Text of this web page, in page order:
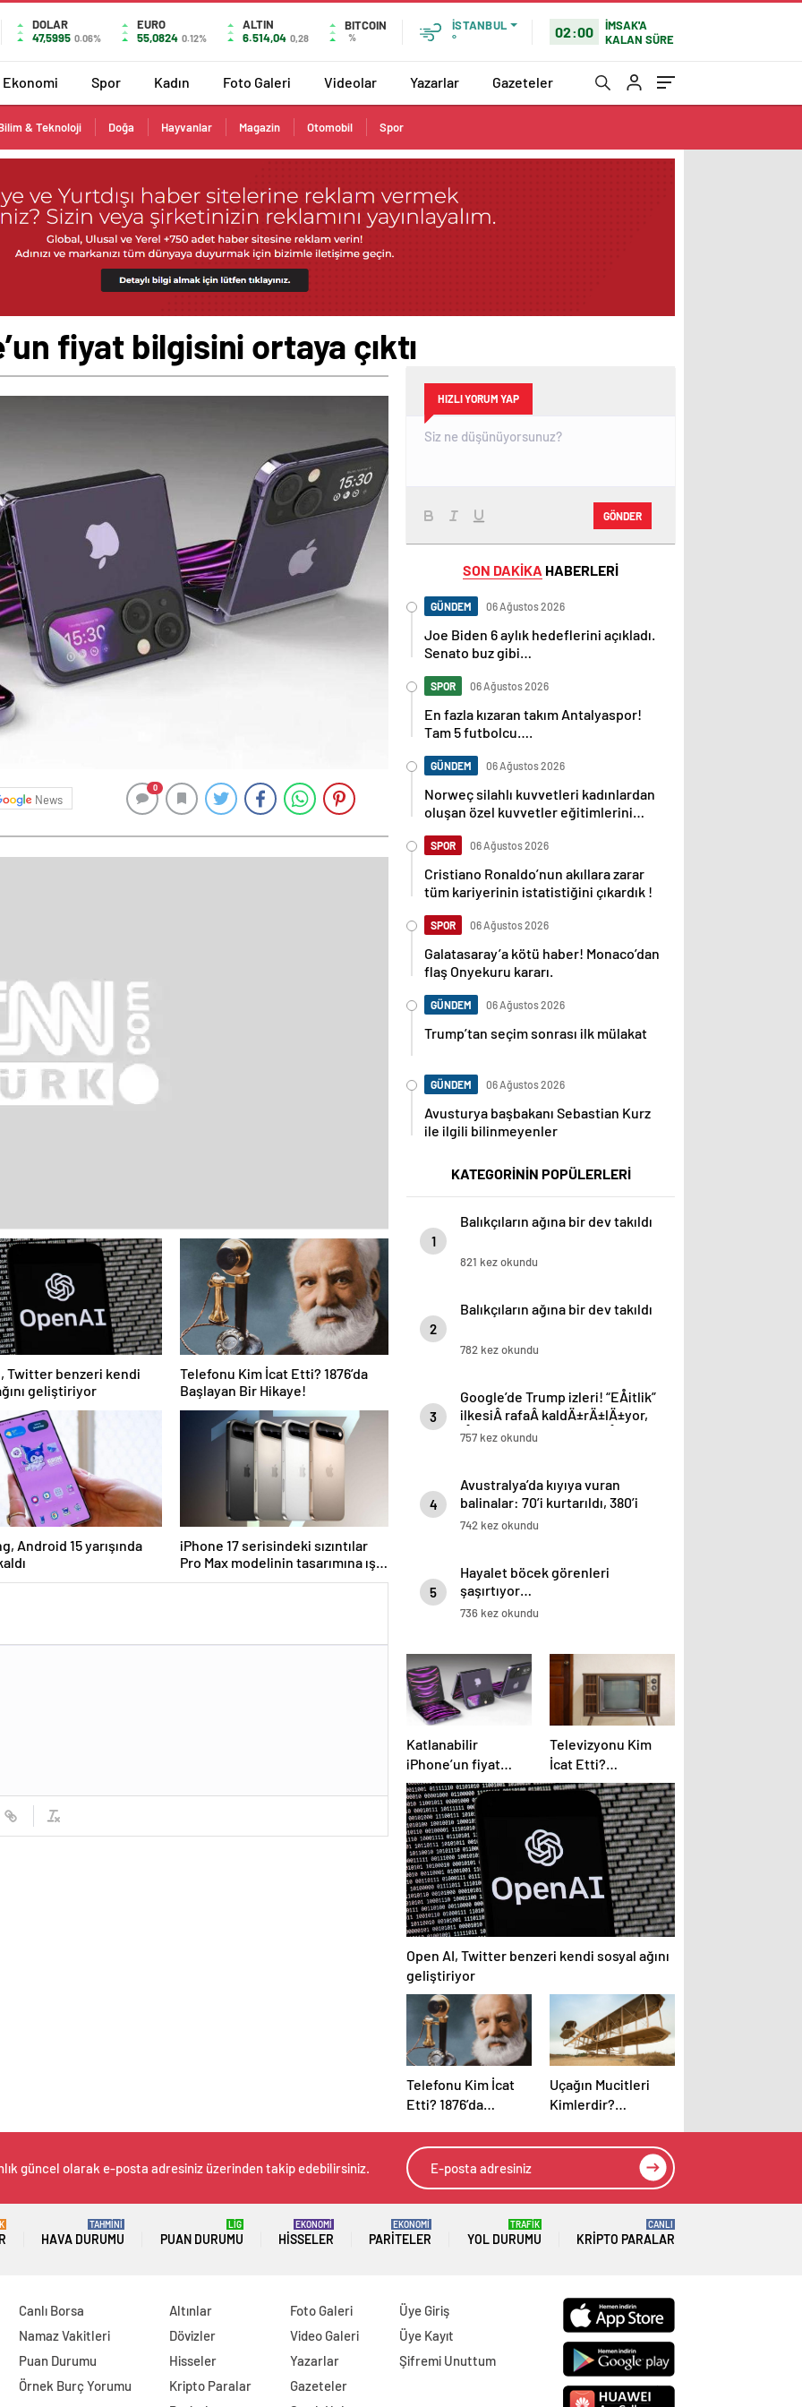
DOLAR
47,5995 0.06%
EURO
55,0824 0.12%
ALTIN
6.514,04 0,28
BITCOIN
%
İSTANBUL
°
02:00
İMSAK'A
KALAN SÜRE
Ekonomi Spor Kadın Foto Galeri Videolar Yazarlar Gazeteler
& Teknoloji Doğa Hayvanlar Magazin Otomobil Spor
fiyat bilgisini ortaya çıktı
News
0
Twitter benzeri kendi
geliştiriyor
Telefonu Kim İcat Etti? 1876’da
Başlayan Bir Hikaye!
Android 15 yarışında
iPhone 17 serisindeki sızıntılar
Pro Max modelinin tasarımına ışık
tutuyor
HIZLI YORUM YAP
GÖNDER
SON DAKİKA HABERLERİ
GÜNDEM 06 Ağustos 2026
Joe Biden 6 aylık hedeflerini açıkladı.
Senato buz gibi…
SPOR 06 Ağustos 2026
En fazla kızaran takım Antalyaspor!
Tam 5 futbolcu….
GÜNDEM 06 Ağustos 2026
Norweç silahlı kuvvetleri kadınlardan
oluşan özel kuvvetler eğitimlerini
SPOR 06 Ağustos 2026
Cristiano Ronaldo’nun akıllara zarar
tüm kariyerinin istatistiğini çıkardık !
SPOR 06 Ağustos 2026
Galatasaray’a kötü haber! Monaco’dan
flaş Onyekuru kararı.
GÜNDEM 06 Ağustos 2026
Trump’tan seçim sonrası ilk mülakat
GÜNDEM 06 Ağustos 2026
Avusturya başbakanı Sebastian Kurz
ile ilgili bilinmeyenler
KATEGORİNİN POPÜLERLERİ
1
Balıkçıların ağına bir dev takıldı
821 kez okundu
2
Balıkçıların ağına bir dev takıldı
782 kez okundu
3
Google’de Trump izleri! “EÅitlik”
ilkesiÂ rafaÂ kaldÄ±rÄ±lÄ±yor,
iÅe alÄ±m sÃ¼reci deÄiÅiyor
757 kez okundu
4
Avustralya’da kıyıya vuran
balinalar: 70’i kurtarıldı, 380’i
öldü
742 kez okundu
5
Hayalet böcek görenleri
şaşırtıyor…
736 kez okundu
Katlanabilir
iPhone’un fiyat
bilgisini ortaya çıktı
Televizyonu Kim
İcat Etti?
Geçmişten
Günümüze
Televizyonun
Yolculuğu
Open AI, Twitter benzeri kendi sosyal ağını
geliştiriyor
Telefonu Kim İcat
Etti? 1876’da
Hikaye!
Uçağın Mucitleri
Kimlerdir?
Kapının Tarihçesi
güncel olarak e-posta adresiniz üzerinden takip edebilirsiniz.
HAVA DURUMU
TAHMİNİ
PUAN DURUMU
LİG
HISSELER
EKONOMİ
PARITELER
EKONOMİ
YOL DURUMU
TRAFİK
KRIPTO PARALAR
CANLI
Canlı Borsa
Namaz Vakitleri
Puan Durumu
Örnek Burç Yorumu
Altınlar
Dövizler
Hisseler
Kripto Paralar
Foto Galeri
Video Galeri
Yazarlar
Gazeteler
Üye Giriş
Üye Kayıt
Şifremi Unuttum